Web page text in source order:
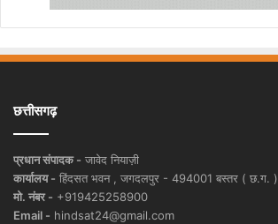
छत्तीसगढ़
प्रधान संपादक - जावेद नियाज़ी
कार्यालय - हिंदसत भवन , जगदलपुर - 494001 बस्तर ( छ.ग. )
मो. नंबर - +919425258900
Email - hindsat24@gmail.com